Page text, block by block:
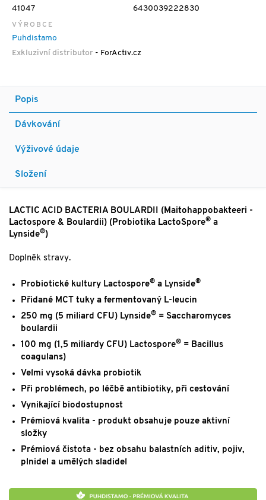
41047 6430039222830
VÝROBCE
Puhdistamo
Exkluzivní distributor - ForActiv.cz
Popis
Dávkování
Výživové údaje
Složení
LACTIC ACID BACTERIA BOULARDII (Maitohappobakteeri -
Lactospore & Boulardii) (Probiotika LactoSpore® a
Lynside®)
Doplněk stravy.
Probiotické kultury Lactospore® a Lynside®
Přidané MCT tuky a fermentovaný L-leucin
250 mg (5 miliard CFU) Lynside® = Saccharomyces
boulardii
100 mg (1,5 miliardy CFU) Lactospore® = Bacillus
coagulans)
Velmi vysoká dávka probiotik
Při problémech, po léčbě antibiotiky, při cestování
Vynikající biodostupnost
Prémiová kvalita - produkt obsahuje pouze aktivní
složky
Prémiová čistota - bez obsahu balastních aditiv, pojiv,
plnidel a umělých sladidel